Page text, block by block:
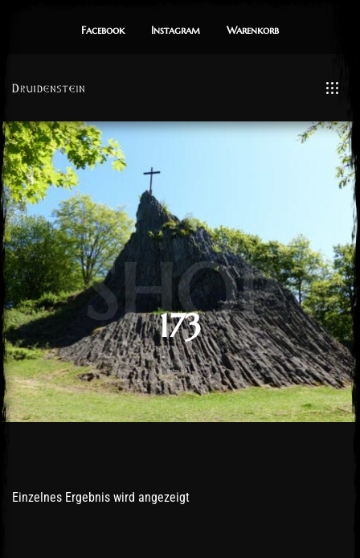
Facebook Instagram Warenkorb
SHOP
173
Einzelnes Ergebnis wird angezeigt